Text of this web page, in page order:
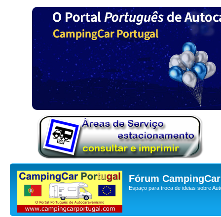
Fórum
Espaço para troca de ideias sobre